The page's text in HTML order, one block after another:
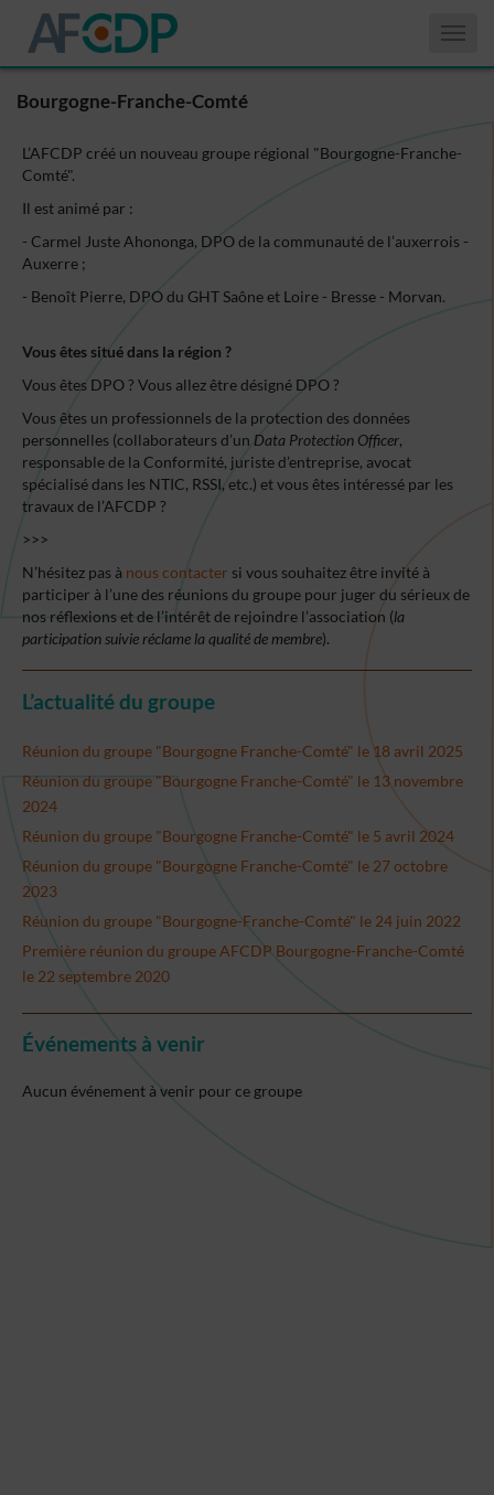
Bourgogne-Franche-Comté
L’AFCDP créé un nouveau groupe régional "Bourgogne-Franche-
Comté".
Il est animé par :
- Carmel Juste Ahononga, DPO de la communauté de l’auxerrois -
Auxerre ;
- Benoît Pierre, DPO du GHT Saône et Loire - Bresse - Morvan.
Vous êtes situé dans la région ?
Vous êtes DPO ? Vous allez être désigné DPO ?
Vous êtes un professionnels de la protection des données
personnelles (collaborateurs d’un Data Protection Officer,
responsable de la Conformité, juriste d’entreprise, avocat
spécialisé dans les NTIC, RSSI, etc.) et vous êtes intéressé par les
travaux de l’AFCDP ?
>>>
N’hésitez pas à nous contacter si vous souhaitez être invité à
participer à l’une des réunions du groupe pour juger du sérieux de
nos réflexions et de l’intérêt de rejoindre l’association (la
participation suivie réclame la qualité de membre).
L’actualité du groupe
Réunion du groupe "Bourgogne Franche-Comté" le 18 avril 2025
Réunion du groupe "Bourgogne Franche-Comté" le 13 novembre
2024
Réunion du groupe "Bourgogne Franche-Comté" le 5 avril 2024
Réunion du groupe "Bourgogne Franche-Comté" le 27 octobre
2023
Réunion du groupe "Bourgogne-Franche-Comté" le 24 juin 2022
Première réunion du groupe AFCDP Bourgogne-Franche-Comté
le 22 septembre 2020
Événements à venir
Aucun événement à venir pour ce groupe